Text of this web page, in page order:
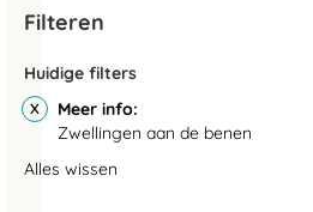
Filteren
Huidige filters
Meer info
Zwellingen aan de benen
Alles wissen